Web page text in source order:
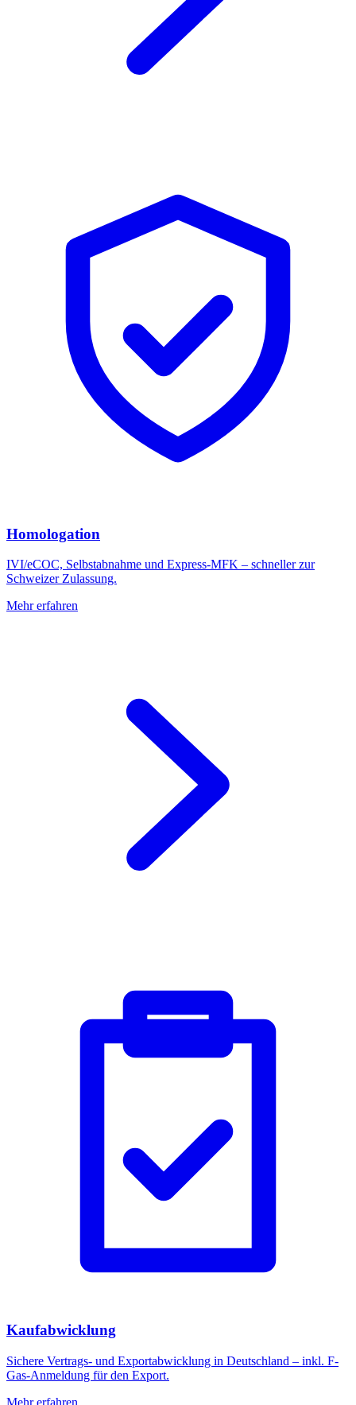
Homologation
IVI/eCOC, Selbstabnahme und Express-MFK – schneller zur
Schweizer Zulassung.
Mehr erfahren
Kaufabwicklung
Sichere Vertrags- und Exportabwicklung in Deutschland – inkl. F-
Gas-Anmeldung für den Export.
Mehr erfahren